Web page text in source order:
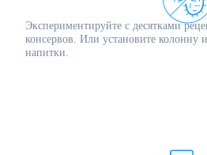
Экспериментируйте с десятками
консервов. Или установите колонну
напитки.